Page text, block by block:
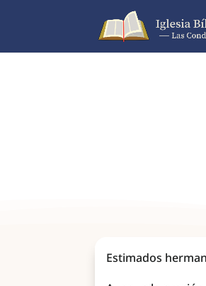
Estimados